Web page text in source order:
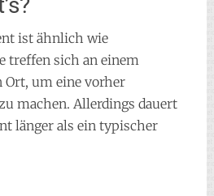
ist ähnlich wie
treffen sich an einem
Ort, um eine vorher
machen. Allerdings dauert
länger als ein typischer